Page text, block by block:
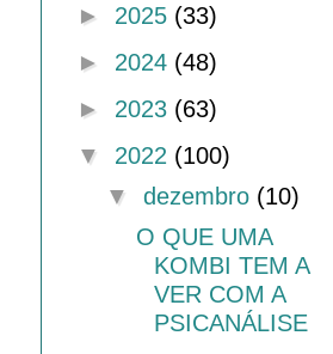
► 2025 (33)
► 2024 (48)
► 2023 (63)
▼ 2022 (100)
▼ dezembro (10)
O QUE UMA
KOMBI TEM A
VER COM A
PSICANÁLISE